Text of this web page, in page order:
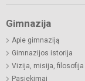
Gimnazija
Apie gimnaziją
Gimnazijos istorija
Vizija, misija, filosofija
Pasiekimai